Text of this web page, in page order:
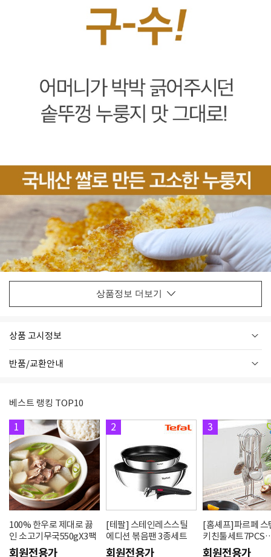
상품정보 더보기
상품 고시정보
반품/교환안내
베스트 랭킹 TOP10
1
100% 한우로 제대로 끓
인 소고기무국550gX3팩
회원전용가
2
[테팔] 스테인레스스틸
에디션 볶음팬 3종세트
회원전용가
3
[홈셰프]파르페 스
키친툴세트7PCS
hc0607se
회원전용가